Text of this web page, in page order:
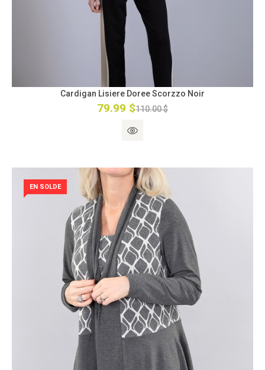
Cardigan Lisiere Doree Scorzzo Noir
79.99 $110.00 $
EN SOLDE